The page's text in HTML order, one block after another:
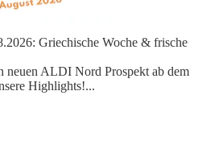
Griechische Woche & frische
neuen ALDI Nord Prospekt ab dem
Highlights!...